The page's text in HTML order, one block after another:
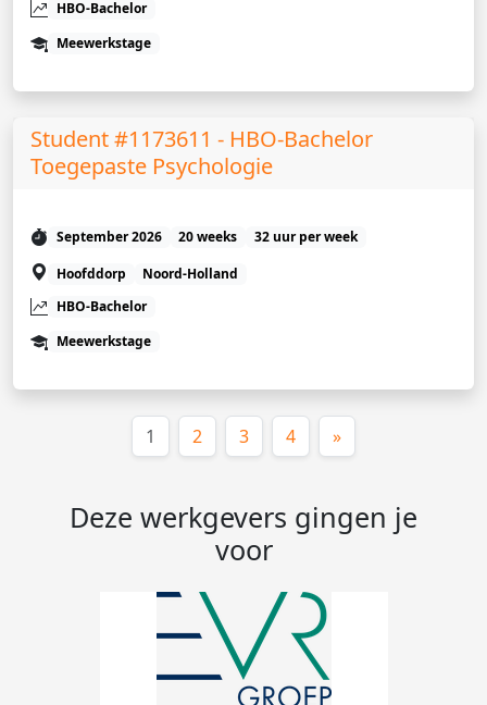
HBO-Bachelor
Meewerkstage
Student #1173611 - HBO-Bachelor
Toegepaste Psychologie
September 2026 20 weeks
32 uur per week
Hoofddorp
Noord-Holland
HBO-Bachelor
Meewerkstage
1 (huidige)
2 3 4 »
Deze werkgevers gingen je
voor